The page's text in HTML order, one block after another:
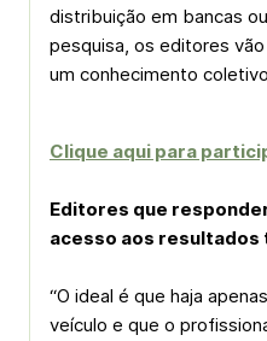
distribuição em bancas
pesquisa, os editores
um conhecimento
Clique aqui para
Editores que
acesso aos resultados
“O ideal é que haja
veículo e que o